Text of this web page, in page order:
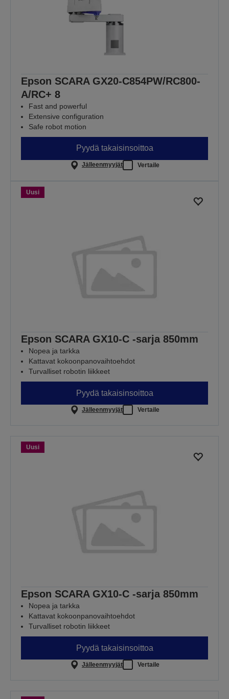
Epson SCARA GX20-C854PW/RC800-
A/RC+ 8
Fast and powerful
Extensive configuration
Safe robot motion
Pyydä takaisinsoittoa
Jälleenmyyjät Vertaile
Uusi
Epson SCARA GX10-C -sarja 850mm
Nopea ja tarkka
Kattavat kokoonpanovaihtoehdot
Turvalliset robotin liikkeet
Pyydä takaisinsoittoa
Jälleenmyyjät Vertaile
Uusi
Epson SCARA GX10-C -sarja 850mm
Nopea ja tarkka
Kattavat kokoonpanovaihtoehdot
Turvalliset robotin liikkeet
Pyydä takaisinsoittoa
Jälleenmyyjät Vertaile